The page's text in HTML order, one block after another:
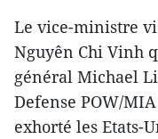
Le vice-ministre
Nguyên Chi Vinh
général Michael
Defense POW/
exhorté les Etats-